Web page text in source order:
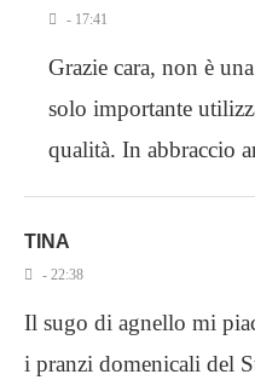
- 17:41
Grazie cara, non è
solo importante
qualità. In abbraccio
TINA
- 22:38
Il sugo di agnello mi
i pranzi domenicali del